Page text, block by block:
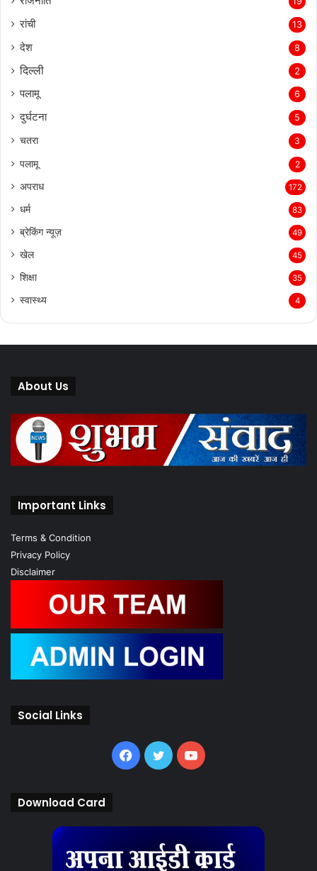
रांची 13
देश 8
दिल्‍ली 2
पलामू 6
दुर्घटना 5
चतरा 3
पलामू 2
अपराध 172
धर्म 83
ब्रेकिंग न्यूज़ 49
खेल 45
शिक्षा 35
स्वास्थ्य 4
About Us
Important Links
Terms & Condition
Privacy Policy
Disclaimer
Social Links
Facebook
TwitterYouTube
Download Card